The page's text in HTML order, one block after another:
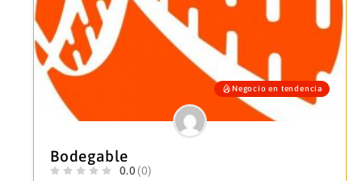
Negocio en tendencia
Bodegable
0.0 (0)